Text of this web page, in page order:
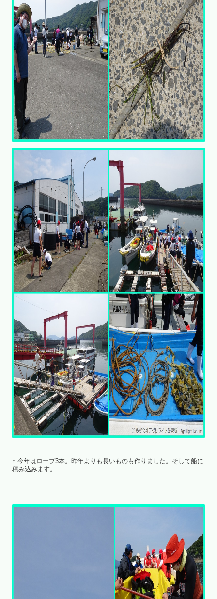
↑ 今年はロープ3本。昨年よりも長いものも作りました。そして船に
積み込みます。